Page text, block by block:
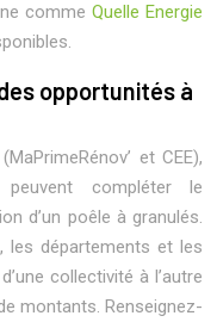
commeQuelle Energie
opportunités à
et CEE),
compléter le
d’un poêle à granulés.
les départements et les
collectivité à l’autre
montants. Renseignez-